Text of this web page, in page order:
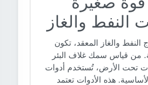
النفط والغاز
والغاز المعقد، تكون
من قياس سمك غلاف البئر
تحت الأرض، تُستخدم أدوات
هذه الأدوات تعتمد